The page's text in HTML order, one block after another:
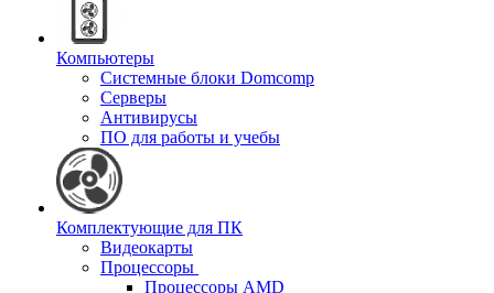
Компьютеры
Системные блоки Domcomp
Серверы
Антивирусы
ПО для работы и учебы
Комплектующие для ПК
Видеокарты
Процессоры
Процессоры AMD